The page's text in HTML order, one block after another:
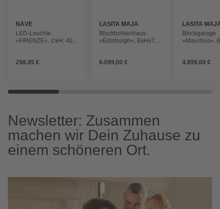
NÄVE
LED-Leuchte
»FIRENZE«, ∅xH: 40 x
298,95 €
LASITA MAJA
Blockbohlenhaus
»Edinburgh«, BxHxT:
Dachüberstand), grün
6.099,00 €
LASITA
Blockgarage
»Mauritius«,
4.899,00 €
Newsletter: Zusammen
machen wir Dein Zuhause zu
einem schöneren Ort.